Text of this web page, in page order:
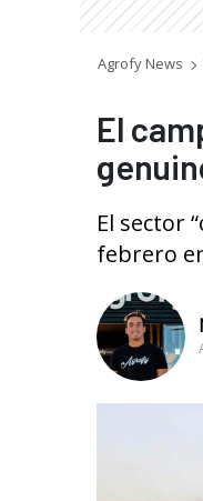
Agrofy News
El
El sector
febrero